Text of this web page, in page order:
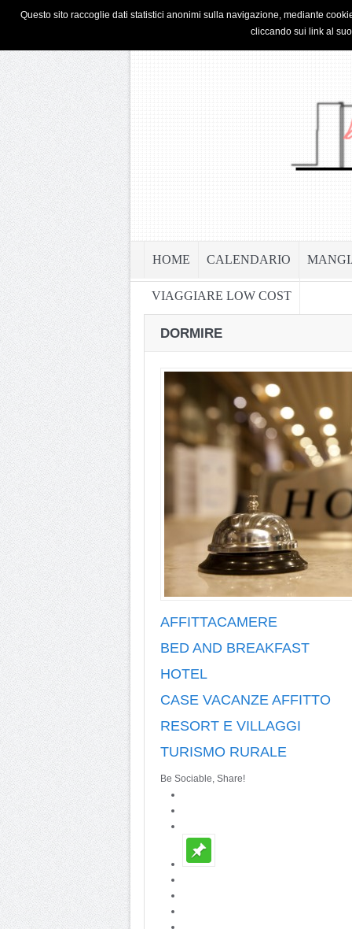
HOME PRIVACY & COOKIE POLICY
HOME CALENDARIO
VIAGGIARE LOW COST
DORMIRE
AFFITTACAMERE
BED AND BREAKFAST
HOTEL
CASE VACANZE AFFITTO
RESORT E VILLAGGI
TURISMO RURALE
Be Sociable, Share!
Questo sito raccoglie dati statistici anonimi sulla navigazione, mediante
cliccando sui link al